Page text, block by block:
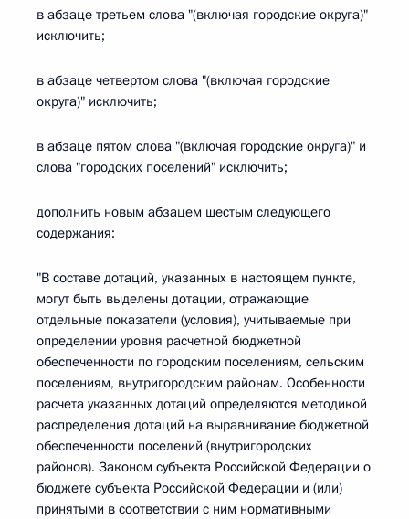
в абзаце третьем слова "(включая городские округа)"
исключить;
в абзаце четвертом слова "(включая городские
округа)" исключить;
в абзаце пятом слова "(включая городские округа)" и
слова "городских поселений" исключить;
дополнить новым абзацем шестым следующего
содержания:
"В составе дотаций, указанных в настоящем пункте,
могут быть выделены дотации, отражающие
отдельные показатели (условия), учитываемые при
определении уровня расчетной бюджетной
обеспеченности по городским поселениям, сельским
поселениям, внутригородским районам. Особенности
расчета указанных дотаций определяются методикой
распределения дотаций на выравнивание бюджетной
обеспеченности поселений (внутригородских
районов). Законом субъекта Российской Федерации о
бюджете субъекта Российской Федерации и (или)
принятыми в соответствии с ним нормативными